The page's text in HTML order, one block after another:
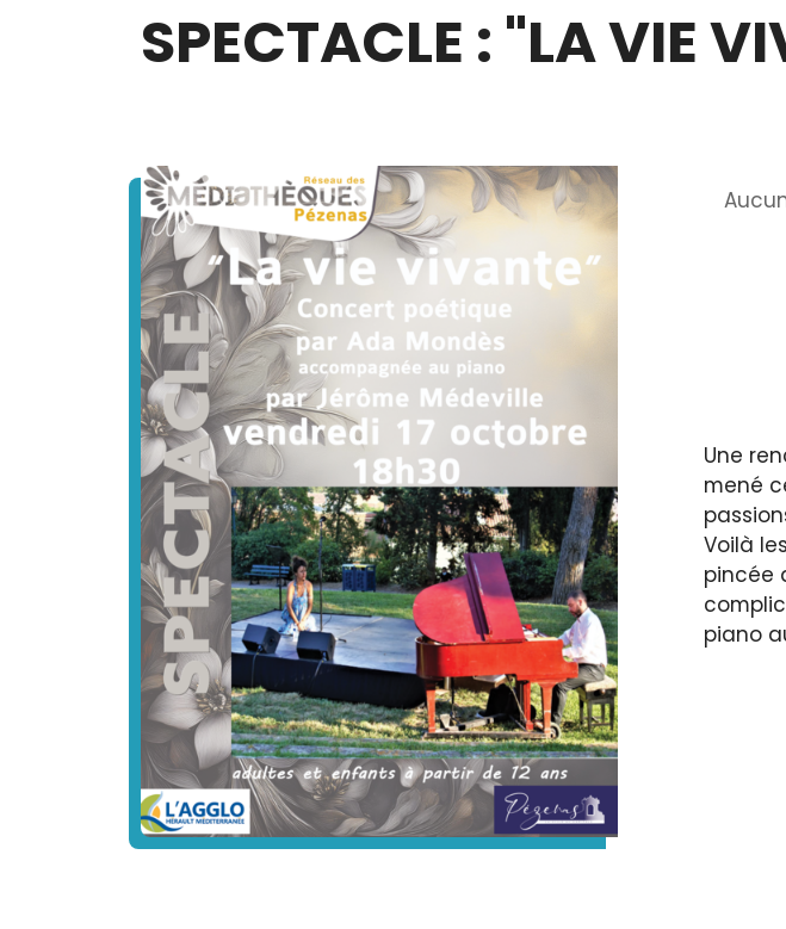
SPECTACLE : "LA VIE
Une
mené
Voilà
pincée
piano
Info